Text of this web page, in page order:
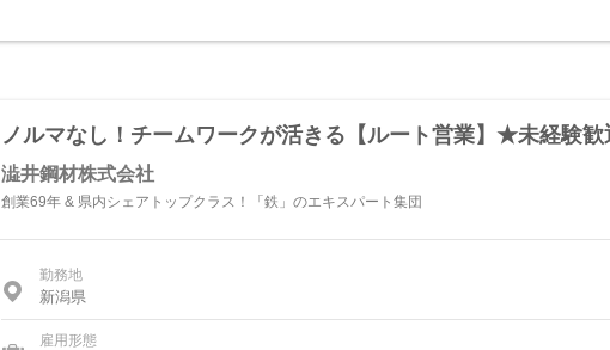
ノルマなし！チームワークが活きる【ルート営業】★未経験歓
澁井鋼材株式会社
創業69年 & 県内シェアトップクラス！「鉄」のエキスパート集団
勤務地
新潟県
雇用形態